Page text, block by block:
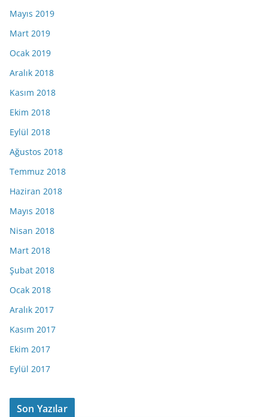
Mayıs 2019
Mart 2019
Ocak 2019
Aralık 2018
Kasım 2018
Ekim 2018
Eylül 2018
Ağustos 2018
Temmuz 2018
Haziran 2018
Mayıs 2018
Nisan 2018
Mart 2018
Şubat 2018
Ocak 2018
Aralık 2017
Kasım 2017
Ekim 2017
Eylül 2017
Son Yazılar